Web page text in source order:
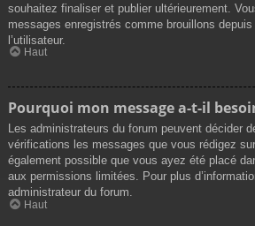
souhaitez finaliser et publier ultérieurement.
messages enregistrés comme brouillons
l’utilisateur.
Haut
Pourquoi mon message a-t-il
Les administrateurs du forum peuvent décider
vérifications les messages que vous rédigez
également possible que vous ayez été placé
aux permissions limitées. Pour plus
administrateur du forum.
Haut